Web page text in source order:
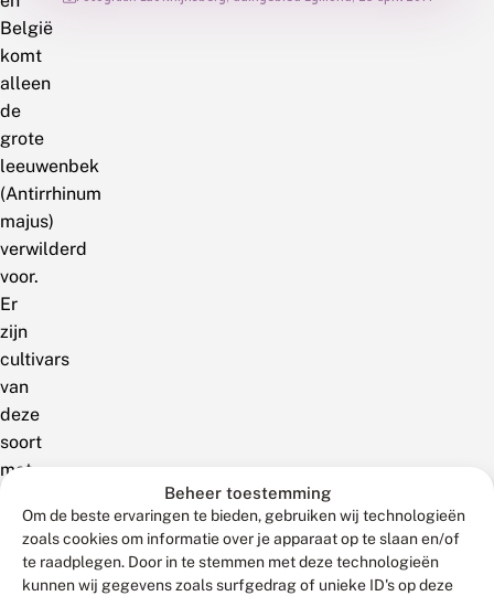
Beheer toestemming
Om de beste ervaringen te bieden, gebruiken wij technologieën
zoals cookies om informatie over je apparaat op te slaan en/of
te raadplegen. Door in te stemmen met deze technologieën
kunnen wij gegevens zoals surfgedrag of unieke ID's op deze
België
komt
alleen
de
grote
leeuwenbek
(Antirrhinum
majus)
verwilderd
voor.
Er
zijn
cultivars
van
deze
soort
met
karmozijnrode
gele